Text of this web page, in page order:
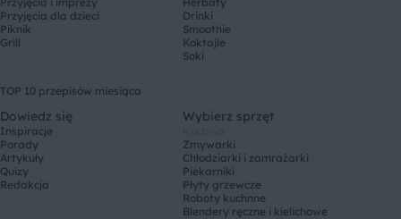
Przyjęcia dla dzieci
Piknik
Grill
Drinki
Smoothie
Koktajle
Soki
TOP 10 przepisów miesiąca
Dowiedz się
Inspiracje
Porady
Artykuły
Quizy
Redakcja
Wybierz sprzęt
Zmywarki
Chłodziarki i zamrażarki
Piekarniki
Płyty grzewcze
Roboty kuchnne
Blendery ręczne i kielichowe